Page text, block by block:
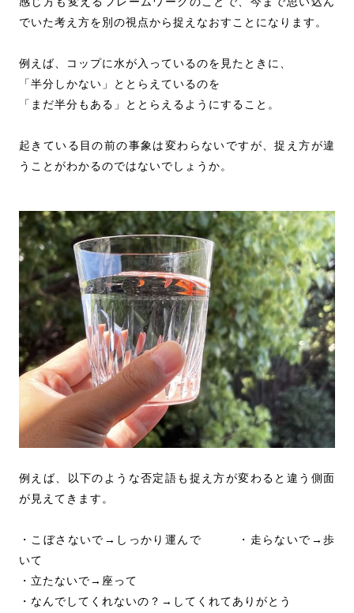
でいた考え方を別の視点から捉えなおすことになります。
例えば、コップに水が入っているのを見たときに、
「半分しかない」ととらえているのを
「まだ半分もある」ととらえるようにすること。
起きている目の前の事象は変わらないですが、捉え方が違
うことがわかるのではないでしょうか。
例えば、以下のような否定語も捉え方が変わると違う側面
が見えてきます。
・こぼさないで→しっかり運んで ・走らないで→歩
いて
・立たないで→座って
・なんでしてくれないの？→してくれてありがとう